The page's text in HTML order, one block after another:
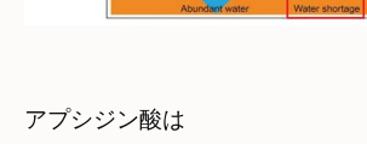
アプシジン酸は